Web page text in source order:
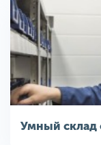
Умный склад